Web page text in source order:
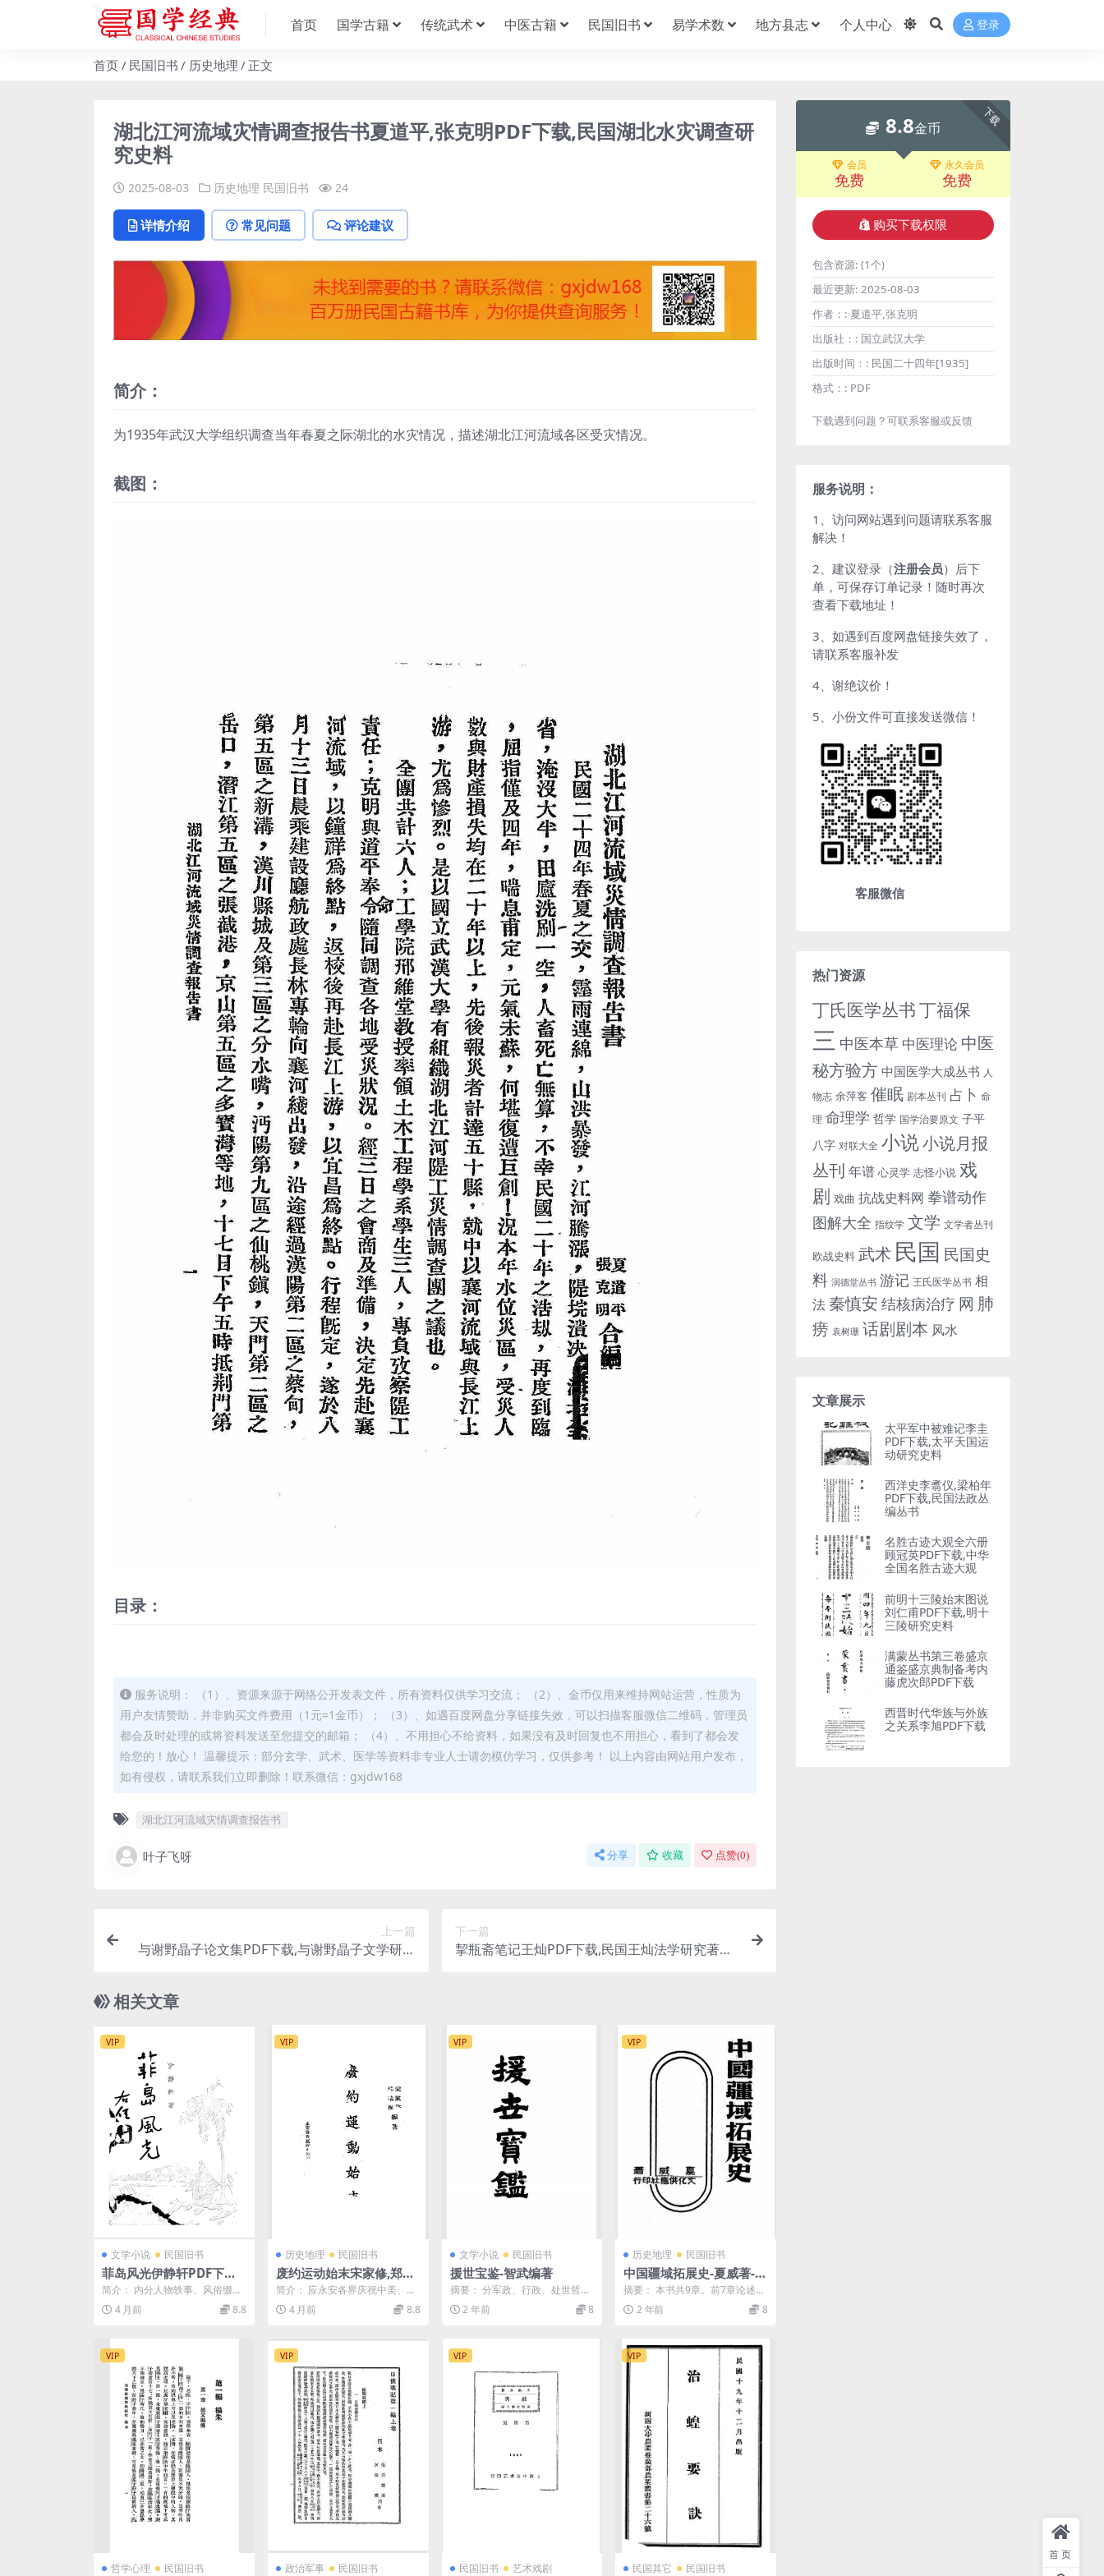
首页 国学古籍 传统武术 中医古籍 民国旧书 易学术数 地方县志 个人中心 登录
首页 民国旧书 历史地理 正文
湖北江河流域灾情调查报告书夏道平,张克明PDF下载,民国湖北水灾调查研
究史料
2025-08-03 历史地理 民国旧书 24
详情介绍 常见问题 评论建议
简介：
为1935年武汉大学组织调查当年春夏之际湖北的水灾情况，描述湖北江河流域各区受灾情况。
截图：
目录：
服务说明： （1）、资源来源于网络公开发表文件，所有资料仅供学习交流； （2）、金币仅用来维持网站运营，性质为
用户友情赞助，并非购买文件费用（1元=1金币）； （3）、如遇百度网盘分享链接失效，可以扫描客服微信二维码，管理员
都会及时处理的或将资料发送至您提交的邮箱； （4）、不用担心不给资料，如果没有及时回复也不用担心，看到了都会发
给您的！放心！ 温馨提示：部分玄学、武术、医学等资料非专业人士请勿模仿学习，仅供参考！ 以上内容由网站用户发布，
如有侵权，请联系我们立即删除！联系微信：gxjdw168
湖北江河流域灾情调查报告书
叶子飞呀 分享 收藏 点赞(0)
上一篇
与谢野晶子论文集PDF下载,与谢野晶子文学研究
下一篇
挈瓶斋笔记王灿PDF下载,民国王灿法学研究著作
相关文章
VIP
文学小说 民国旧书
菲岛风光伊静轩PDF下载,
民国菲律宾研究史料
简介： 内分人物轶事、风俗缀
拾、轶闻琐谈3编 截图： 目录：
菲人的祖先 22 ...
4 月前 8.8
VIP
历史地理 民国旧书
废约运动始末宋家修,郑瑞
梅PDF下载,民国废约运动
研究史料
简介： 应永安各界庆祝中美、中
英新约订立而著，共8章。分述不
平等条约史略，废除运...
4 月前 8.8
VIP
文学小说 民国旧书
援世宝鉴-智武编著
摘要： 分军政、行政、处世哲
学、真理、参政5编。介绍有关知
识 截图： 服务说明：...
2 年前 8
VIP
历史地理 民国旧书
中国疆域拓展史-夏威著-文
化供应社
摘要： 本书共9章。前7章论述上
古、中古、近世、现代疆域的拓
展、变迁。第8章为中...
2 年前 8
VIP
哲学心理 民国旧书
VIP
政治军事 民国旧书
VIP
民国旧书 艺术戏剧
VIP
民国其它 民国旧书
下载
8.8金币
会员
免费
永久会员
免费
购买下载权限
包含资源: (1个)
最近更新: 2025-08-03
作者：: 夏道平,张克明
出版社：: 国立武汉大学
出版时间：: 民国二十四年[1935]
格式：: PDF
下载遇到问题？可联系客服或反馈
服务说明：
1、访问网站遇到问题请联系客服
解决！
2、建议登录（注册会员）后下
单，可保存订单记录！随时再次
查看下载地址！
3、如遇到百度网盘链接失效了，
请联系客服补发
4、谢绝议价！
5、小份文件可直接发送微信！
客服微信
热门资源
丁氏医学丛书丁福保
三 中医本草 中医理论 中医
秘方验方 中国医学大成丛书 人
物志 余萍客 催眠 剧本丛刊 占卜 命
理 命理学 哲学 国学治要原文 子平
八字 对联大全 小说小说月报
丛刊 年谱 心灵学 志怪小说 戏
剧 戏曲 抗战史料网 拳谱动作
图解大全 指纹学 文学 文学者丛刊
欧战史料 武术 民国 民国史
料 润德堂丛书 游记 王氏医学丛书 相
法 秦慎安 结核病治疗 网 肺
痨 袁树珊 话剧剧本 风水
文章展示
太平军中被难记李圭
PDF下载,太平天国运
动研究史料
西洋史李翥仪,梁柏年
PDF下载,民国法政丛
编丛书
名胜古迹大观全六册
顾冠英PDF下载,中华
全国名胜古迹大观
前明十三陵始末图说
刘仁甫PDF下载,明十
三陵研究史料
满蒙丛书第三卷盛京
通鉴盛京典制备考内
藤虎次郎PDF下载
西晋时代华族与外族
之关系李旭PDF下载
首页